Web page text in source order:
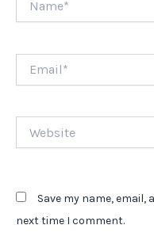
Save my name,
next time I comment.